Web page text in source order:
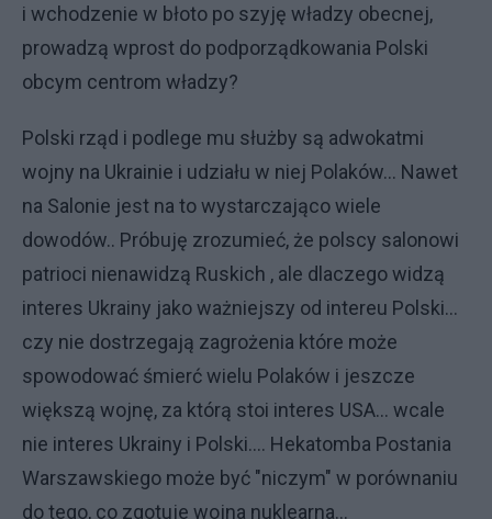
i wchodzenie w błoto po szyję władzy obecnej,
prowadzą wprost do podporządkowania Polski
obcym centrom władzy?
Polski rząd i podlege mu służby są adwokatmi
wojny na Ukrainie i udziału w niej Polaków... Nawet
na Salonie jest na to wystarczająco wiele
dowodów.. Próbuję zrozumieć, że polscy salonowi
patrioci nienawidzą Ruskich , ale dlaczego widzą
interes Ukrainy jako ważniejszy od intereu Polski...
czy nie dostrzegają zagrożenia które może
spowodować śmierć wielu Polaków i jeszcze
większą wojnę, za którą stoi interes USA... wcale
nie interes Ukrainy i Polski.... Hekatomba Postania
Warszawskiego może być "niczym" w porównaniu
do tego, co zgotuje wojna nuklearna...